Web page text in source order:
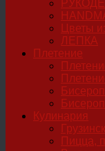
Цветы
ЛЕПКА
Плетение
Кулинария
Пицца,